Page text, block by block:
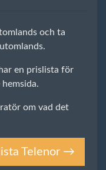
och ta
en prislista för
om vad det
Telenor →